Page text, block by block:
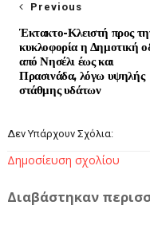
Previous
Έκτακτο-Κλειστή προς
κυκλοφορία η Δημοτική
από Νησέλι έως και
Πρασινάδα, λόγω υψηλής
στάθμης υδάτων
Δεν Υπάρχουν Σχόλια:
Δημοσίευση σχολίου
Διαβάστηκαν